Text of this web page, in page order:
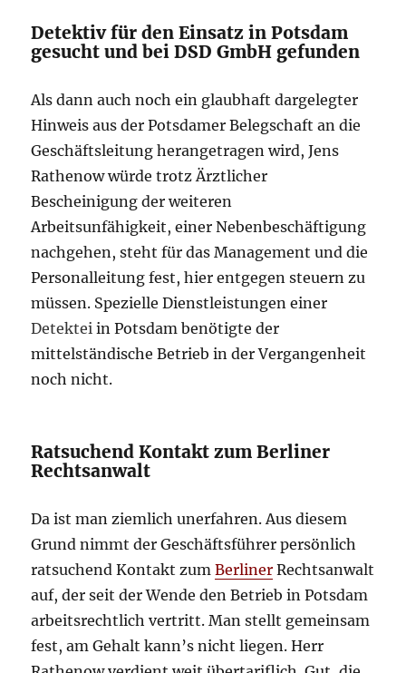
Detektiv für den Einsatz in Potsdam
gesucht und bei DSD GmbH gefunden
Als dann auch noch ein glaubhaft dargelegter
Hinweis aus der Potsdamer Belegschaft an die
Geschäftsleitung herangetragen wird, Jens
Rathenow würde trotz Ärztlicher
Bescheinigung der weiteren
Arbeitsunfähigkeit, einer Nebenbeschäftigung
nachgehen, steht für das Management und die
Personalleitung fest, hier entgegen steuern zu
müssen. Spezielle Dienstleistungen einer
Detektei in Potsdam benötigte der
mittelständische Betrieb in der Vergangenheit
noch nicht.
Ratsuchend Kontakt zum Berliner
Rechtsanwalt
Da ist man ziemlich unerfahren. Aus diesem
Grund nimmt der Geschäftsführer persönlich
ratsuchend Kontakt zumBerliner Rechtsanwalt
auf, der seit der Wende den Betrieb in Potsdam
arbeitsrechtlich vertritt. Man stellt gemeinsam
fest, am Gehalt kann’s nicht liegen. Herr